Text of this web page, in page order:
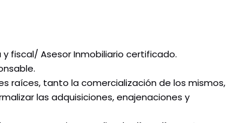
fiscal/ Asesor Inmobiliario certificado.
raíces, tanto la comercialización de los mismos,
las adquisiciones, enajenaciones y